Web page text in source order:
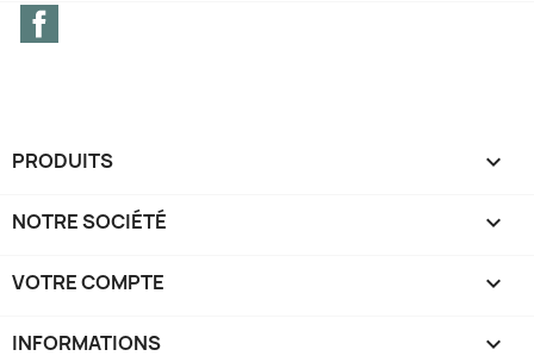
PRODUITS 
NOTRE SOCIÉTÉ 
VOTRE COMPTE 
INFORMATIONS keyboard_arrow_down